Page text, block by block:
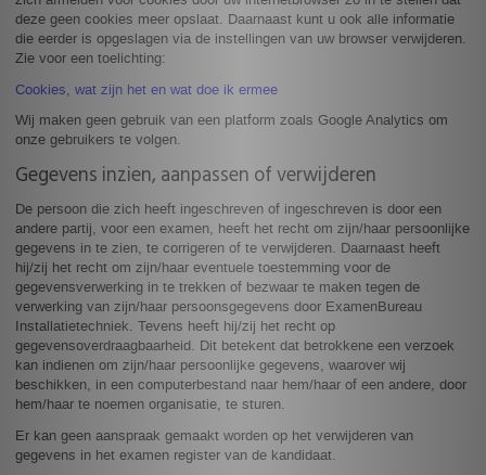
deze geen cookies meer opslaat. Daarnaast kunt u ook alle informatie
die eerder is opgeslagen via de instellingen van uw browser verwijderen.
Zie voor een toelichting:
Cookies, wat zijn het en wat doe ik ermee
Wij maken geen gebruik van een platform zoals Google Analytics om
onze gebruikers te volgen.
Gegevens inzien, aanpassen of verwijderen
De persoon die zich heeft ingeschreven of ingeschreven is door een
andere partij, voor een examen, heeft het recht om zijn/haar persoonlijke
gegevens in te zien, te corrigeren of te verwijderen. Daarnaast heeft
hij/zij het recht om zijn/haar eventuele toestemming voor de
gegevensverwerking in te trekken of bezwaar te maken tegen de
verwerking van zijn/haar persoonsgegevens door ExamenBureau
Installatietechniek. Tevens heeft hij/zij het recht op
gegevensoverdraagbaarheid. Dit betekent dat betrokkene een verzoek
kan indienen om zijn/haar persoonlijke gegevens, waarover wij
beschikken, in een computerbestand naar hem/haar of een andere, door
hem/haar te noemen organisatie, te sturen.
Er kan geen aanspraak gemaakt worden op het verwijderen van
gegevens in het examen register van de kandidaat.